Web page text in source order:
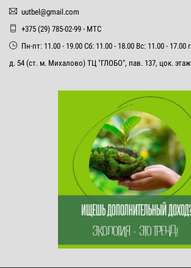
uutbel@gmail.com
+375 (29) 785-02-99 - МТС
Пн-пт: 11.00 - 19.00 Сб: 11.00 - 18.00 Вс: 11.00 -
д. 54 (ст. м. Михалово) ТЦ "ГЛОБО", пав. 137, цок. этаж